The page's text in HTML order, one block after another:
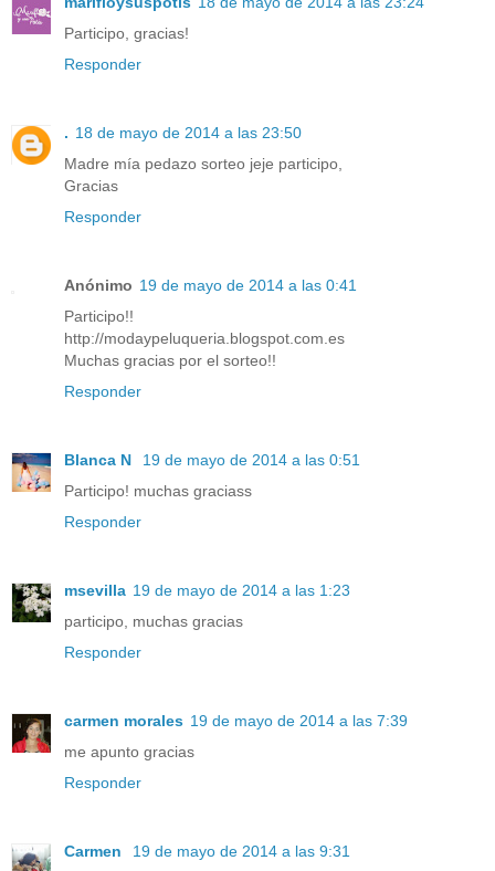
Participo, gracias!
Responder
. 18 de mayo de 2014 a las 23:50
Madre mía pedazo sorteo jeje participo,
Gracias
Responder
Anónimo 19 de mayo de 2014 a las 0:41
Participo!!
http://modaypeluqueria.blogspot.com.es
Muchas gracias por el sorteo!!
Responder
Blanca N
19 de mayo de 2014 a las 0:51
Participo! muchas graciass
Responder
msevilla 19 de mayo de 2014 a las 1:23
participo, muchas gracias
Responder
carmen morales 19 de mayo de 2014 a las 7:39
me apunto gracias
Responder
Carmen
19 de mayo de 2014 a las 9:31